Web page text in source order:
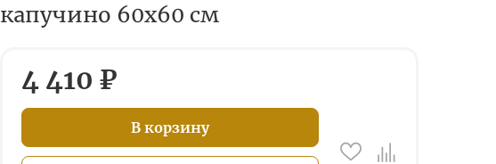
капучино 60x60 см
4 410 ₽
В корзину